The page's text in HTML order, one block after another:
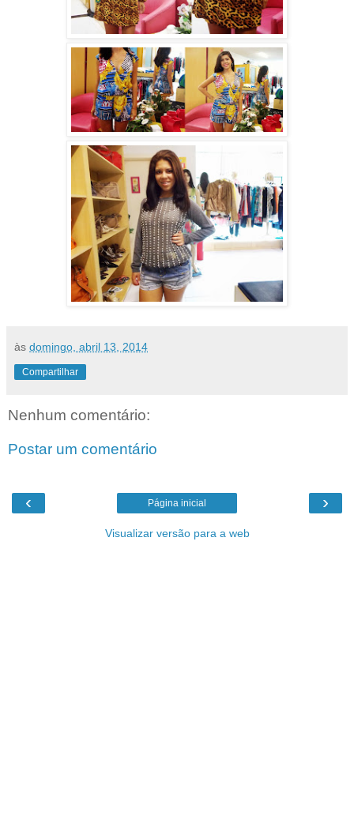
às domingo, abril 13, 2014
Compartilhar
Nenhum comentário:
Postar um comentário
‹ ›
Página inicial
Visualizar versão para a web